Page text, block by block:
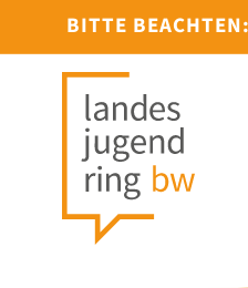
BITTE